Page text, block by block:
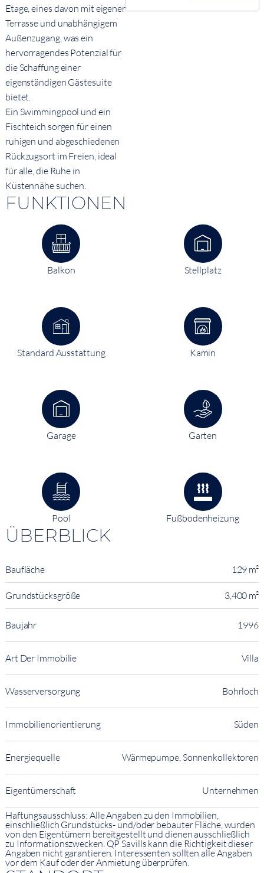
Etage, eines davon mit eigener
Terrasse und unabhängigem
Außenzugang, was ein
hervorragendes Potenzial für
die Schaffung einer
eigenständigen Gästesuite
bietet.
Ein Swimmingpool und ein
Fischteich sorgen für einen
ruhigen und abgeschiedenen
Rückzugsort im Freien, ideal
für alle, die Ruhe in
Küstennähe suchen.
FUNKTIONEN
Balkon Stellplatz
Standard Ausstattung Kamin
Garage Garten
Pool Fußbodenheizung
ÜBERBLICK
Baufläche 129 m²
Grundstücksgröße 3,400 m²
Baujahr 1996
Art Der Immobilie Villa
Wasserversorgung Bohrloch
Immobilienorientierung Süden
Energiequelle Wärmepumpe, Sonnenkollektoren
Eigentümerschaft Unternehmen
Haftungsausschluss: Alle Angaben zu den Immobilien,
einschließlich Grundstücks- und/oder bebauter Fläche, wurden
von den Eigentümern bereitgestellt und dienen ausschließlich
zu Informationszwecken. QP Savills kann die Richtigkeit dieser
Angaben nicht garantieren. Interessenten sollten alle Angaben
vor dem Kauf oder der Anmietung überprüfen.